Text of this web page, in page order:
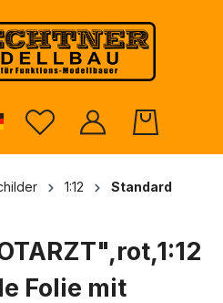
German
1:12 Standard
Folie mit